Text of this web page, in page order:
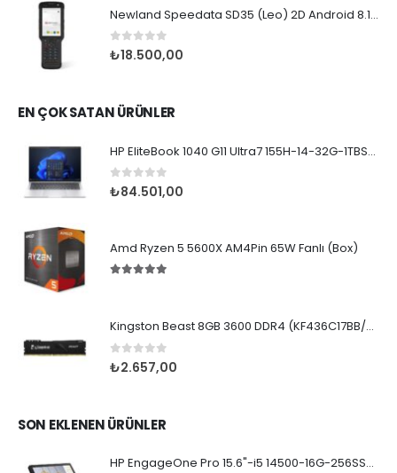
Newland Speedata SD35 (Leo) 2D Android 8.1 Wifi BT
0 5 üzerinden
₺18.500,00
EN ÇOK SATAN ÜRÜNLER
HP EliteBook 1040 G11 Ultra7 155H-14-32G-1TBSD-WPr
0 5 üzerinden
₺84.501,00
Amd Ryzen 5 5600X AM4Pin 65W Fanlı (Box)
Kingston Beast 8GB 3600 DDR4 (KF436C17BB/8TR)
0 5 üzerinden
₺2.657,00
SON EKLENEN ÜRÜNLER
HP EngageOne Pro 15.6"-i5 14500-16G-256SSD-OST W11